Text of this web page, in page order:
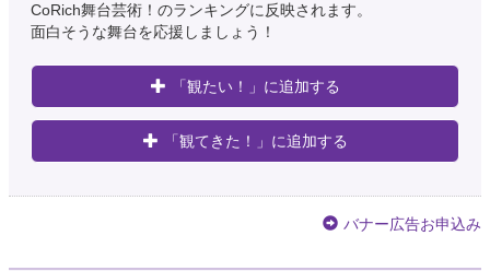
CoRich舞台芸術！のランキングに反映されます。
面白そうな舞台を応援しましょう！
「観たい！」に追加する
「観てきた！」に追加する
バナー広告お申込み